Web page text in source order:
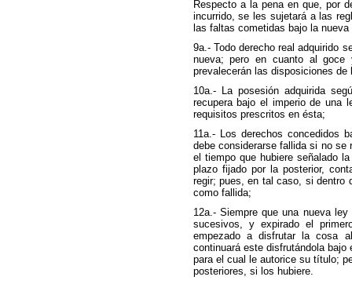
Respecto a la pena en que, por
incurrido, se les sujetará a las
las faltas cometidas bajo la
9a.- Todo derecho real adquirido
nueva; pero en cuanto al
prevalecerán las disposiciones de
10a.- La posesión adquirida
recupera bajo el imperio de una
requisitos prescritos en ésta;
11a.- Los derechos concedidos
debe considerarse fallida si no
el tiempo que hubiere señalado
plazo fijado por la posterior,
regir; pues, en tal caso, si dentro
como fallida;
12a.- Siempre que una nueva
sucesivos, y expirado el
empezado a disfrutar la cosa
continuará este disfrutándola
para el cual le autorice su título;
posteriores, si los hubiere.